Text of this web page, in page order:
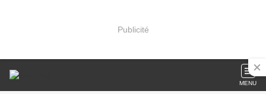
Publicité
MENU